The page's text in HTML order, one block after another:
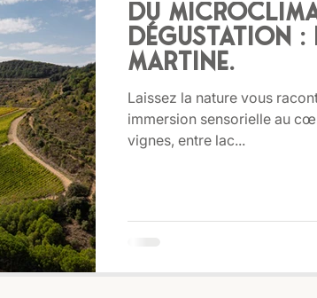
Du
dégustation :
Martine.
Laissez la nature vous
immersion sensorielle au
vignes, entre lac...